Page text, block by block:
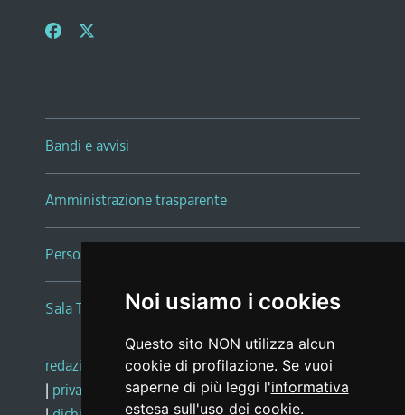
Noi usiamo i cookies
Questo sito NON utilizza alcun
cookie di profilazione. Se vuoi
saperne di più leggi l'informativa
estesa sull'uso dei cookie.
Bandi e avvisi
Amministrazione trasparente
Persone e Uffici
Sala Tiziano Tessitori
redazione web |note legali |glossario
| privacy
social media policy